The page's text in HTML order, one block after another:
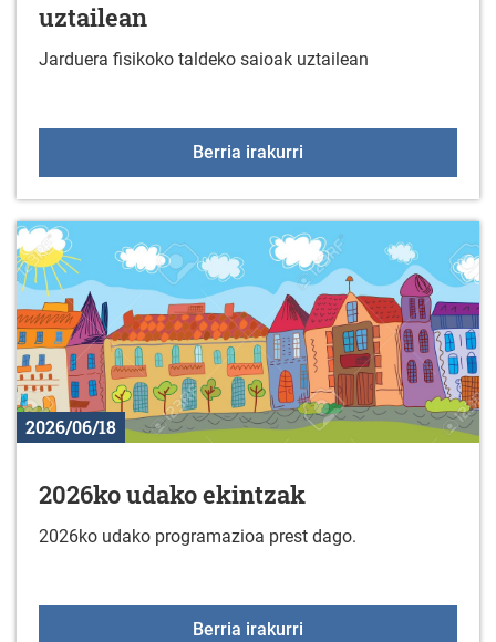
uztailean
Jarduera fisikoko taldeko saioak uztailean
Berria irakurri
2026/06/18
2026ko udako ekintzak
2026ko udako programazioa prest dago.
Berria irakurri